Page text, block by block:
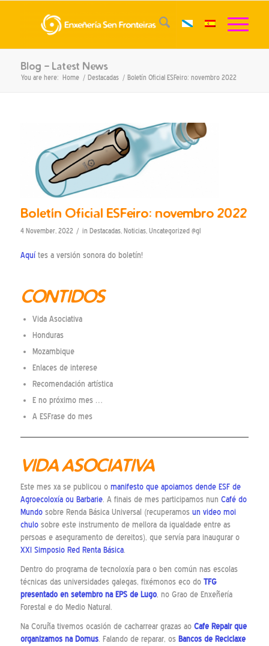
Blog - Latest News
You are here: Home / Destacadas / Boletín Oficial ESFeiro: novembro 2022
Boletín Oficial ESFeiro: novembro 2022
4 November, 2022 / in Destacadas, Noticias, Uncategorized @gl
Aquítes a versión sonora do boletín!
CONTIDOS
Vida Asociativa
Honduras
Mozambique
Enlaces de interese
Recomendación artística
E no próximo mes …
A ESFrase do mes
VIDA ASOCIATIVA
Este mes xa se publicou o manifesto que apoiamos dende ESF de
Agroecoloxía ou Barbarie. A finais de mes participamos nun Café do
Mundosobre Renda Básica Universal (recuperamos un video moi
chulosobre este instrumento de mellora da igualdade entre as
persoas e aseguramento de dereitos), que servía para inaugurar o
XXI Simposio Red Renta Básica.
Dentro do programa de tecnoloxía para o ben común nas escolas
técnicas das universidades galegas, fixémonos eco do TFG
presentado en setembro na EPS de Lugo, no Grao de Enxeñería
Forestal e do Medio Natural.
Na Coruña tivemos ocasión de cacharrear grazas ao Cafe Repair que
organizamos na Domus. Falando de reparar, os Bancos de Reciclaxe